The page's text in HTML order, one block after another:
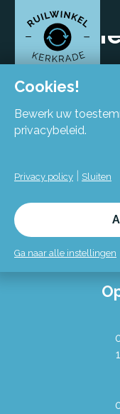
Alles
Werken
Onze
(bij
Cookies!
Bewerk uw
privacybeleid.
Privacy policy Sluiten
Ga naar alle instellingen